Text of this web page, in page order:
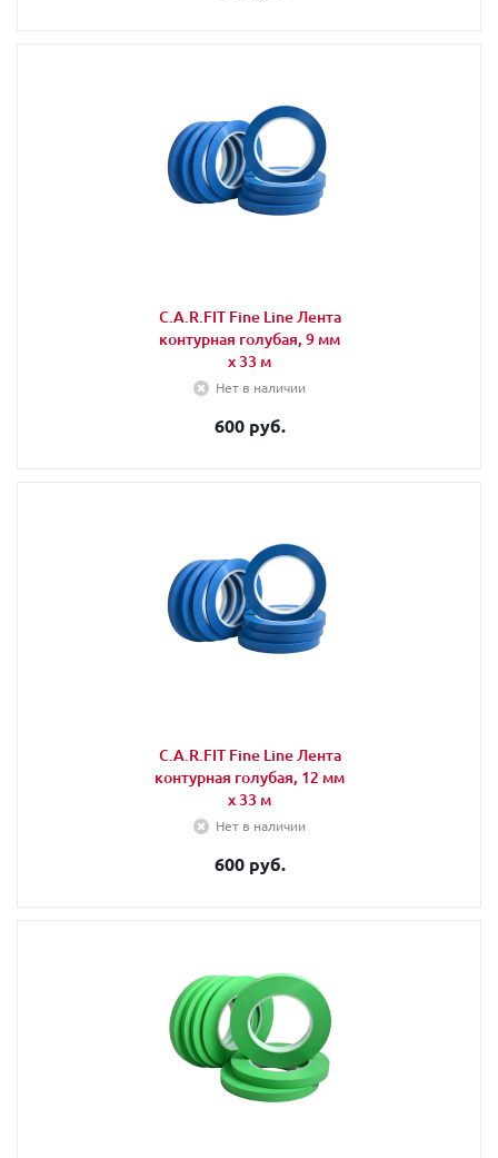
C.A.R.FIT Fine Line Лента
контурная голубая, 9 мм
х 33 м
Нет в наличии
600 руб.
C.A.R.FIT Fine Line Лента
контурная голубая, 12 мм
х 33 м
Нет в наличии
600 руб.